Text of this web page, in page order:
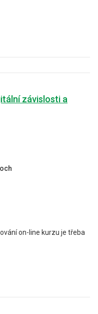
závislosti a
on-line kurzu je třeba